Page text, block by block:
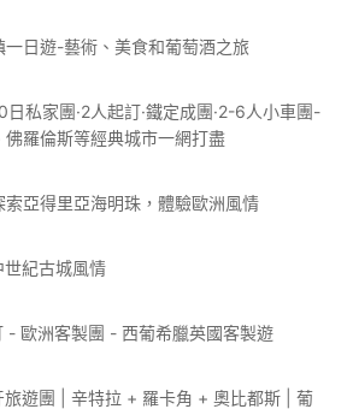
日遊-藝術、美食和葡萄酒之旅
私家團·2人起訂·鐵定成團·2-6人小車團-
羅倫斯等經典城市一網打盡
亞得里亞海明珠，體驗歐洲風情
世紀古城風情
- 歐洲客製團 - 西葡希臘英國客製遊
遊團 | 辛特拉 + 羅卡角 + 奧比都斯 | 葡